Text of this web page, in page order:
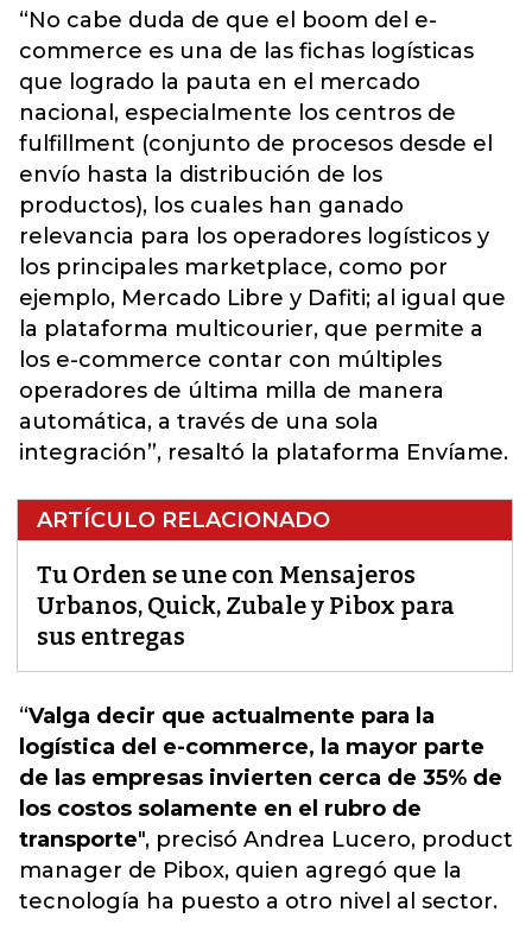
“No cabe duda de que el boom del e-
commerce es una de las fichas logísticas
que logrado la pauta en el mercado
nacional, especialmente los centros de
fulfillment (conjunto de procesos desde el
envío hasta la distribución de los
productos), los cuales han ganado
relevancia para los operadores logísticos y
los principales marketplace, como por
ejemplo, Mercado Libre y Dafiti; al igual que
la plataforma multicourier, que permite a
los e-commerce contar con múltiples
operadores de última milla de manera
automática, a través de una sola
integración”, resaltó la plataforma Envíame.
ARTÍCULO RELACIONADO
Tu Orden se une con Mensajeros
Urbanos, Quick, Zubale y Pibox para
sus entregas
“Valga decir que actualmente para la
logística del e-commerce, la mayor parte
de las empresas invierten cerca de 35% de
los costos solamente en el rubro de
transporte", precisó Andrea Lucero, product
manager de Pibox, quien agregó que la
tecnología ha puesto a otro nivel al sector.